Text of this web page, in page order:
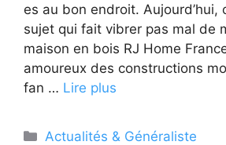
es au bon endroit. Aujourd’hui,
sujet qui fait vibrer pas mal de
maison en bois RJ Home
amoureux des constructions
fan … Lire plus
Catégories
Actualités & Généraliste